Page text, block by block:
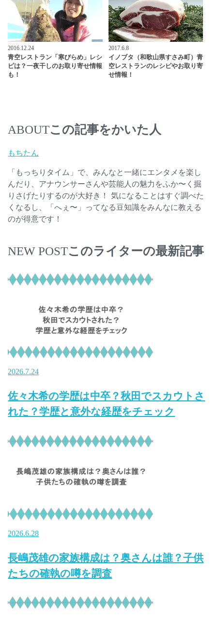
2016.12.24
青空レストラン「寒びらめ」レシ
ピは？一夜干しのお取り寄せ情報
も！
2017.6.8
イノブタ（和歌山県すさみ町）青
空レストランのレシピやお取り寄
せ情報！
ABOUTこの記事をかいた人
もちたん
「もっちりタイム」で、みんなと一緒にエンタメを楽し
んだり、アナウンサーさんや芸能人の魅力をふか〜く掘
りさげたりするのが大好き！ 気になることはすぐ調べた
くなるし、「へぇ〜」ってなる豆知識をみんなに教える
のが得意です！
NEW POSTこのライターの最新記事
2026.7.24
佐々木希の学歴は中卒？秋田でスカウトさ
れた？学歴と意外な経歴をチェック
2026.6.28
長嶋茂雄の家族構成は？奥さんは誰？子供
たちの確執の噂を調査